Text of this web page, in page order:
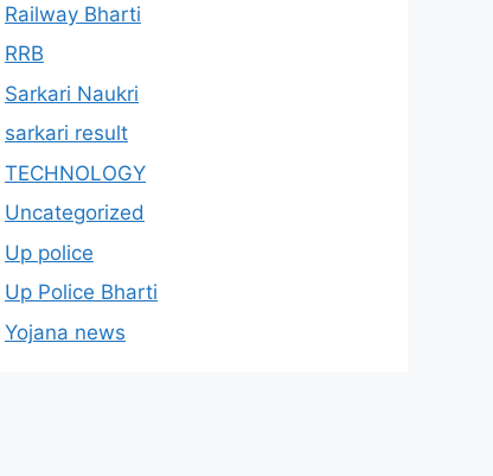
Railway Bharti
RRB
Sarkari Naukri
sarkari result
TECHNOLOGY
Uncategorized
Up police
Up Police Bharti
Yojana news